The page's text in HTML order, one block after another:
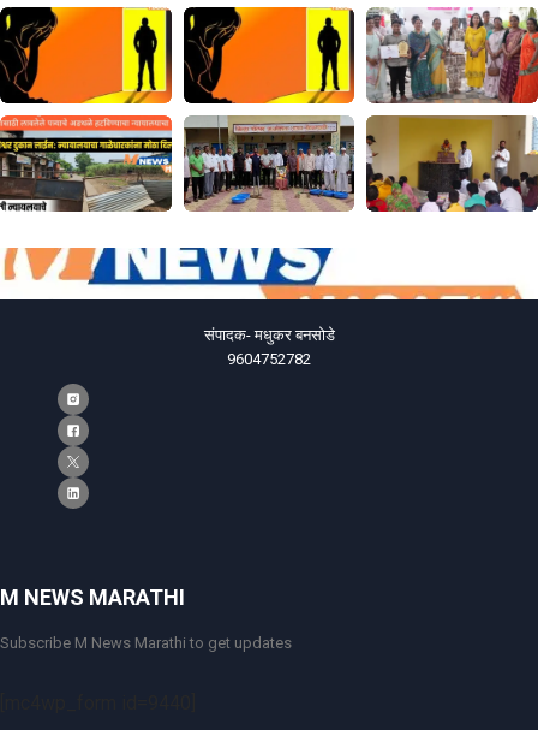
संपादक- मधुकर बनसोडे
9604752782
M NEWS MARATHI
Subscribe M News Marathi to get updates